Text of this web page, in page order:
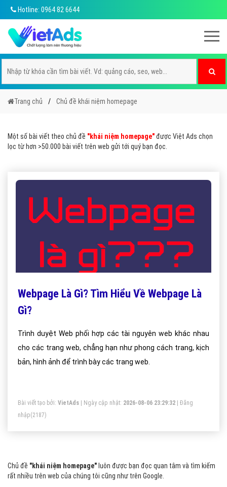
Hotline: 0964 82 6644
Trang chủ Chủ đề khái niệm homepage
Một số bài viết theo chủ đề "khái niệm homepage"được Việt Ads chọn
lọc từ hơn >50.000 bài viết trên web gửi tới quý bạn đọc.
Webpage Là Gì? Tìm Hiểu Về Webpage Là
Gì?
Trình duyệt Web phối hợp các tài nguyên web khác nhau
cho các trang web, chẳng hạn như phong cách trang, kịch
bản, hình ảnh để trình bày các trang web.
Bài viết tạo bởi: VietAds | Ngày cập nhật: 2026-08-06 23:29:32
Đăng
nhập(2187)
Chủ đề "khái niệm homepage" luôn được bạn đọc quan tâm và tìm kiếm
rất nhiều trên web của chúng tôi cũng như trên Google.